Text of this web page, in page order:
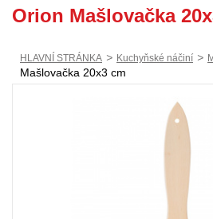
Orion Mašlovačka
HLAVNÍ STRÁNKA > Kuchyňské náčiní >
Mašlovačka 20x3 cm